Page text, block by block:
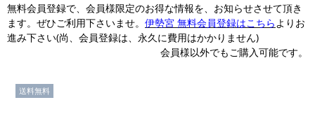
無料会員登録で、会員様限定のお得な情報を、お知らせさせて頂き
ます。ぜひご利用下さいませ。 伊勢宮 無料会員登録はこちらよりお
進み下さい(尚、会員登録は、永久に費用はかかりません)
会員様以外でもご購入可能です。
送料無料